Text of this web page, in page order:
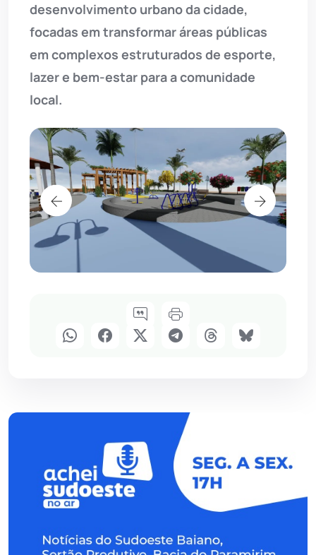
desenvolvimento urbano da cidade,
focadas em transformar áreas públicas
em complexos estruturados de esporte,
lazer e bem-estar para a comunidade
local.